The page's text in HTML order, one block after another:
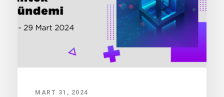
MART 31, 2024